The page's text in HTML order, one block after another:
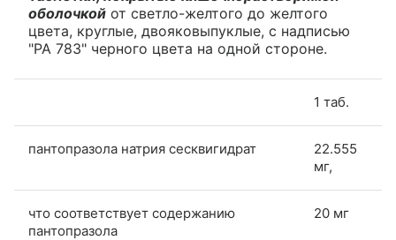
оболочкой от светло-желтого до желтого
цвета, круглые, двояковыпуклые, с надписью
"РА 783" черного цвета на одной стороне.
1 таб.
пантопразола натрия сесквигидрат
22.555
мг,
что соответствует содержанию
пантопразола
20 мг